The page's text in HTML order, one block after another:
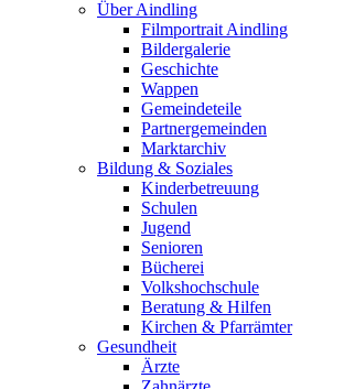
Über Aindling
Filmportrait Aindling
Bildergalerie
Geschichte
Wappen
Gemeindeteile
Partnergemeinden
Marktarchiv
Bildung & Soziales
Kinderbetreuung
Schulen
Jugend
Senioren
Bücherei
Volkshochschule
Beratung & Hilfen
Kirchen & Pfarrämter
Gesundheit
Ärzte